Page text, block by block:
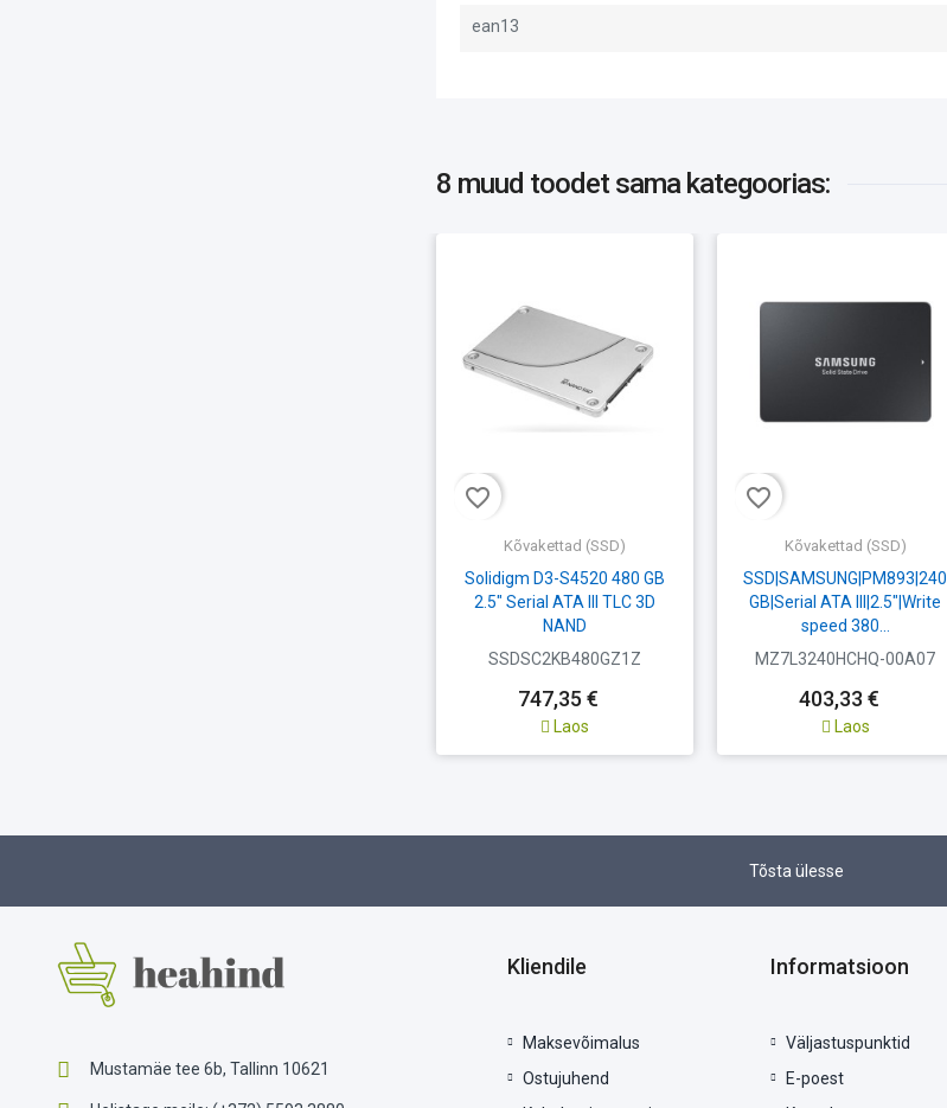
ean13
8 muud toodet sama kategoorias:
favorite_border
Kõvakettad (SSD)
Solidigm D3-S4520 480 GB
2.5" Serial ATA III TLC 3D
NAND
SSDSC2KB480GZ1Z
747,35 €
Laos
favorite_border
Kõvakettad (SSD)
SSD|SAMSUNG|PM893|240
GB|Serial ATA III|2.5"|Write
speed 380...
MZ7L3240HCHQ-00A07
403,33 €
Laos
Tõsta ülesse
Mustamäe tee 6b, Tallinn 10621
Kliendile
Maksevõimalus
Ostujuhend
Informatsioon
Väljastuspunktid
E-poest